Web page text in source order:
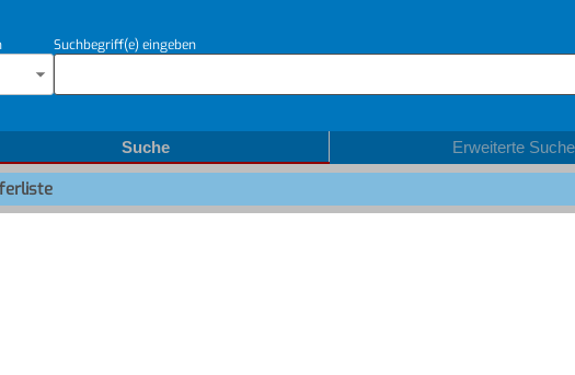
Suchbegriff(e) eingeben
Suche Erweiterte Suche